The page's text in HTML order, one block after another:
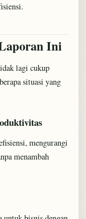
Ini
lagi cukup
situasi yang
mengurangi
menambah